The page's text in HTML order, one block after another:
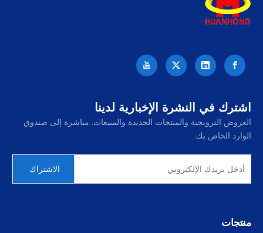
اشترك في النشرة الإخبارية لدينا
العروض الترويجية والمنتجات الجديدة والمبيعات. مباشرة إلى صندوق
الوارد الخاص بك.
الاشتراك
منتجات